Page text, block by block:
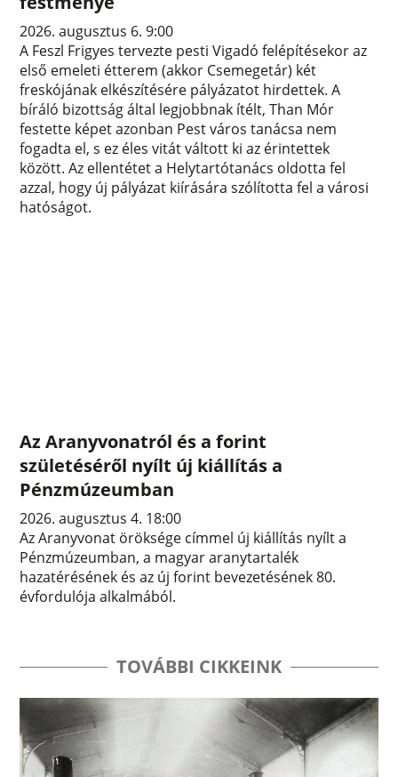
2026. augusztus 6. 9:00
A Feszl Frigyes tervezte pesti Vigadó felépítésekor az
első emeleti étterem (akkor Csemegetár) két
freskójának elkészítésére pályázatot hirdettek. A
bíráló bizottság által legjobbnak ítélt, Than Mór
festette képet azonban Pest város tanácsa nem
fogadta el, s ez éles vitát váltott ki az érintettek
között. Az ellentétet a Helytartótanács oldotta fel
azzal, hogy új pályázat kiírására szólította fel a városi
hatóságot.
Az Aranyvonatról és a forint
születéséről nyílt új kiállítás a
Pénzmúzeumban
2026. augusztus 4. 18:00
Az Aranyvonat öröksége címmel új kiállítás nyílt a
Pénzmúzeumban, a magyar aranytartalék
hazatérésének és az új forint bevezetésének 80.
évfordulója alkalmából.
TOVÁBBI CIKKEINK